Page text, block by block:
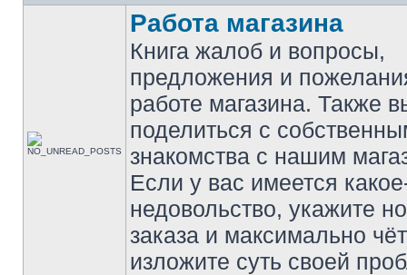
Работа магазина
Книга жалоб и вопросы,
предложения и
работе магазина. Также
поделиться с
знакомства с нашим
Если у вас имеется
недовольство, укажите
заказа и максимально
изложите суть своей